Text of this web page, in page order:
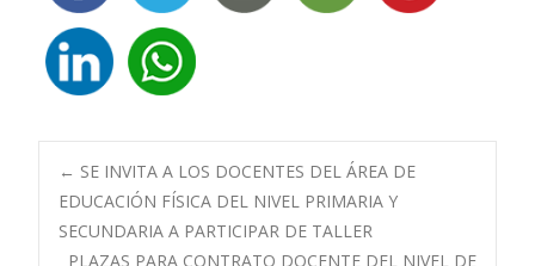
Navegación
← SE INVITA A LOS DOCENTES DEL ÁREA DE
EDUCACIÓN FÍSICA DEL NIVEL PRIMARIA Y
SECUNDARIA A PARTICIPAR DE TALLER
PLAZAS PARA CONTRATO DOCENTE DEL NIVEL DE